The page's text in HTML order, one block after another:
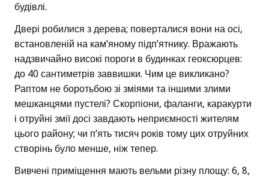
будівлі.
Двері робилися з дерева; поверталися вони на осі,
встановленій на кам’яному підп’ятнику. Вражають
надзвичайно високі пороги в будинках геоксюрцев:
до 40 сантиметрів заввишки. Чим це викликано?
Раптом не боротьбою зі зміями та іншими злими
мешканцями пустелі? Скорпіони, фаланги, каракурти
і отруйні змії досі завдають неприємності жителям
цього району; чи п’ять тисяч років тому цих отруйних
створінь було менше, ніж тепер.
Вивчені приміщення мають вельми різну площу: 6, 8,